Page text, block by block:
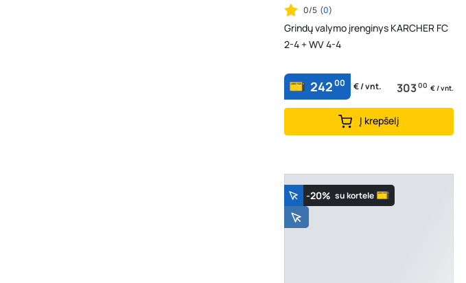
0/5 (0)
Grindų valymo įrenginys KARCHER FC
2-4 + WV 4-4
24200 € / vnt. 30300 € / vnt.
Į krepšelį
-20% su kortele